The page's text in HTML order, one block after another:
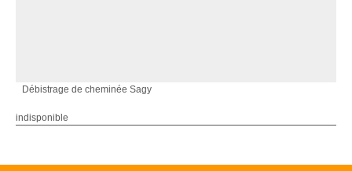
Débistrage de cheminée Sagy
indisponible